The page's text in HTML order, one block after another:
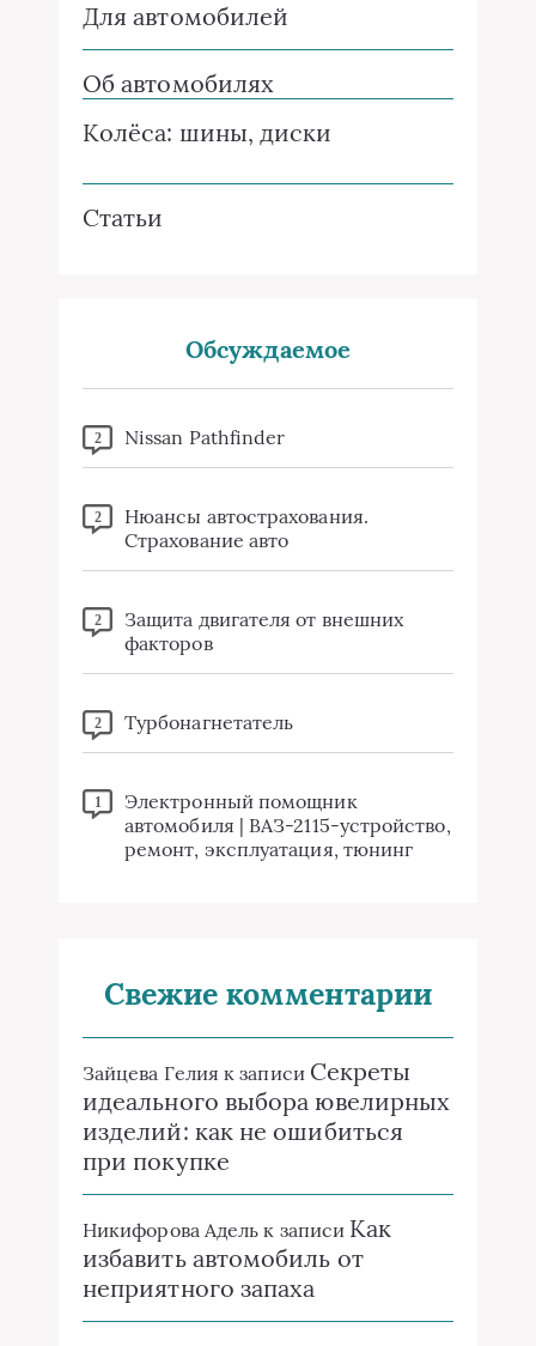
Для автомобилей
Об автомобилях
Колёса: шины, диски
Статьи
Обсуждаемое
2 Nissan Pathfinder
2
Нюансы автострахования.
Страхование авто
2
Защита двигателя от внешних
факторов
2 Турбонагнетатель
1
Электронный помощник
автомобиля | ВАЗ-2115-устройство,
ремонт, эксплуатация, тюнинг
Свежие комментарии
Зайцева Гелия к записи Секреты
идеального выбора ювелирных
изделий: как не ошибиться
при покупке
Никифорова Адель к записи Как
избавить автомобиль от
неприятного запаха